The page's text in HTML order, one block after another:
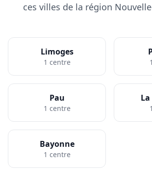
ces villes de la région
Limoges
1 centre
Pau
1 centre
Bayonne
1 centre